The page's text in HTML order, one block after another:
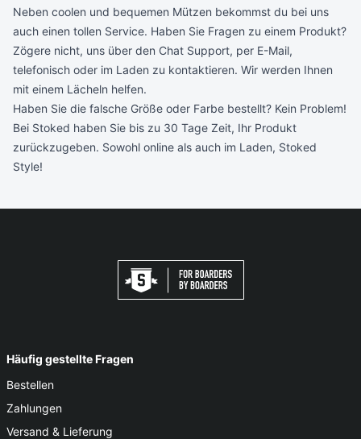
Neben coolen und bequemen Mützen bekommst du bei uns
auch einen tollen Service. Haben Sie Fragen zu einem Produkt?
Zögere nicht, uns über den Chat Support, per E-Mail,
telefonisch oder im Laden zu kontaktieren. Wir werden Ihnen
mit einem Lächeln helfen.
Haben Sie die falsche Größe oder Farbe bestellt? Kein Problem!
Bei Stoked haben Sie bis zu 30 Tage Zeit, Ihr Produkt
zurückzugeben. Sowohl online als auch im Laden, Stoked
Style!
Häufig gestellte Fragen
Bestellen
Zahlungen
Versand & Lieferung